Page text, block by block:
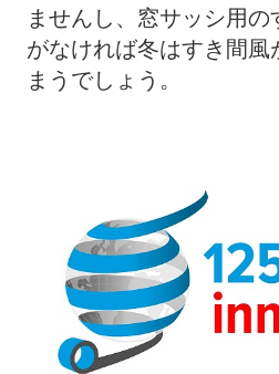
ませんし、窓サッシ用
がなければ冬はすき間風
まうでしょう。